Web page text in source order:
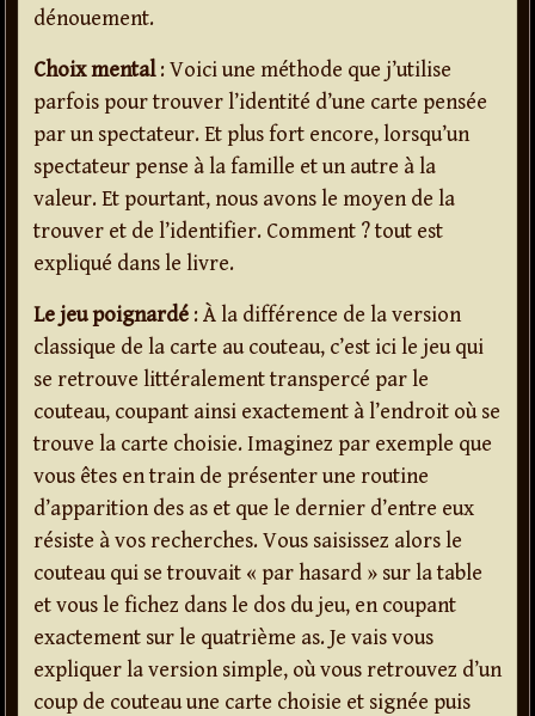
dénouement.
Choix mental: Voici une méthode que j’utilise
parfois pour trouver l’identité d’une carte pensée
par un spectateur. Et plus fort encore, lorsqu’un
spectateur pense à la famille et un autre à la
valeur. Et pourtant, nous avons le moyen de la
trouver et de l’identifier. Comment ? tout est
expliqué dans le livre.
Le jeu poignardé : À la différence de la version
classique de la carte au couteau, c’est ici le jeu qui
se retrouve littéralement transpercé par le
couteau, coupant ainsi exactement à l’endroit où se
trouve la carte choisie. Imaginez par exemple que
vous êtes en train de présenter une routine
d’apparition des as et que le dernier d’entre eux
résiste à vos recherches. Vous saisissez alors le
couteau qui se trouvait « par hasard » sur la table
et vous le fichez dans le dos du jeu, en coupant
exactement sur le quatrième as. Je vais vous
expliquer la version simple, où vous retrouvez d’un
coup de couteau une carte choisie et signée puis